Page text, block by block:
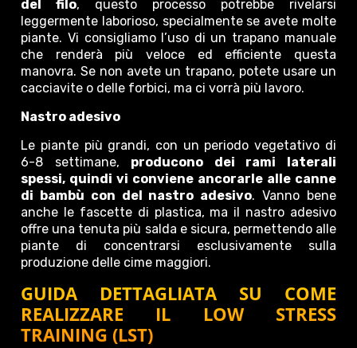
del filo, questo processo potrebbe rivelarsi
leggermente laborioso, specialmente se avete molte
piante. Vi consigliamo l’uso di un trapano manuale
che renderà più veloce ed efficiente questa
manovra. Se non avete un trapano, potete usare un
cacciavite o delle forbici, ma ci vorrà più lavoro.
Nastro adesivo
Le piante più grandi, con un periodo vegetativo di
6-8 settimane, producono dei rami laterali
spessi, quindi vi conviene ancorarle alle canne
di bambù con del nastro adesivo. Vanno bene
anche le fascette di plastica, ma il nastro adesivo
offre una tenuta più salda e sicura, permettendo alle
piante di concentrarsi esclusivamente sulla
produzione delle cime maggiori.
GUIDA DETTAGLIATA SU COME
REALIZZARE IL LOW STRESS
TRAINING (LST)